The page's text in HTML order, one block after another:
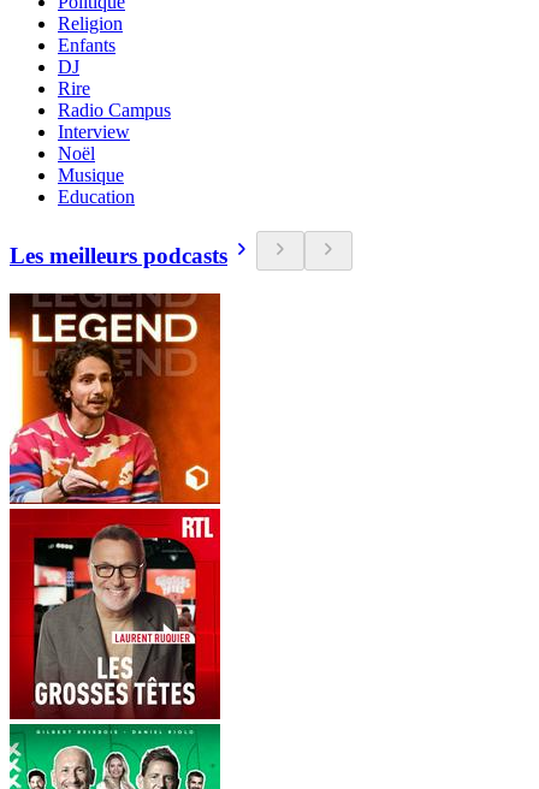
Religion
Enfants
DJ
Rire
Radio Campus
Interview
Noël
Musique
Education
Les meilleurs podcasts